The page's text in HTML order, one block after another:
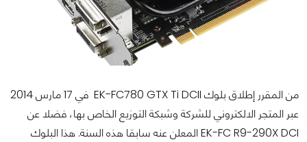
من المقرر إطلاق بلوك EK-FC780 GTX Ti DCII في 17 مارس 2014
عبر المتجر الالكتروني للشركة وشبكة التوزيع الخاص بها، فضلا عن
EK-FC R9-290X DCI المعلن عنه سابقا هذه السنة. هذا البلوك